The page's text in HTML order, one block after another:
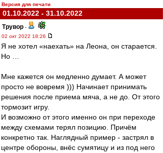
Версия для печати
01.10.2022 - 31.10.2022
Трувор -
02 окт 2022 18:26
Я не хотел «наехать» на Леона, он старается.
Но …
Мне кажется он медленно думает. А может
просто не вовремя ))) Начинает принимать
решения после приема мяча, а не до. От этого
тормозит игру.
И возможно от этого именно он при переходе
между схемами терял позицию. Причём
конкретно так. Наглядный пример - застрял в
центре обороны, внёс сумятицу и из под него